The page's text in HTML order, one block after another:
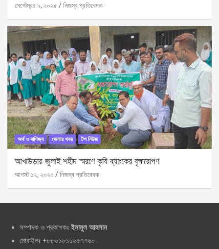
সেপ্টেম্বর ৯, ২০২৫ নিজস্ব প্রতিবেদক
অর্থ ও বাণিজ্য জেলার খবর টপ নিউজ
আখাউড়ায় জুলাই শহীদ স্মরণে কৃষি ব্যাংকের বৃক্ষরোপণ
আগস্ট ১২, ২০২৫ নিজস্ব প্রতিবেদক
সম্পাদক ও প্রকাশকঃ ইমামুল আহসান
মোবাইলঃ +৮৮০১৮১১৬৫৭৭৬০